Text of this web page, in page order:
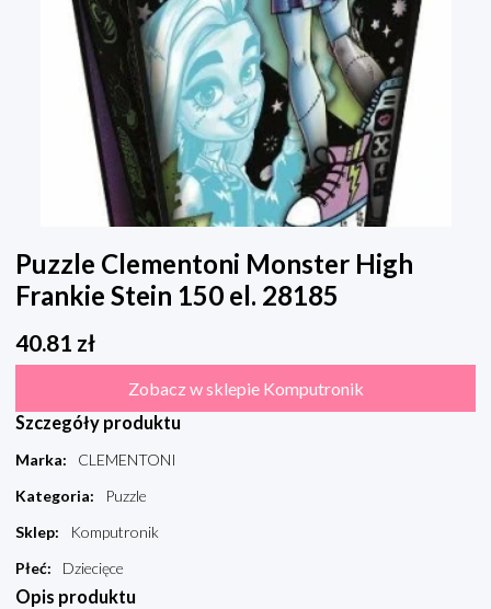
Puzzle Clementoni Monster High
Frankie Stein 150 el. 28185
40.81 zł
Zobacz w sklepie Komputronik
Szczegóły produktu
Marka:
CLEMENTONI
Kategoria:
Puzzle
Sklep:
Komputronik
Płeć: Dziecięce
Opis produktu